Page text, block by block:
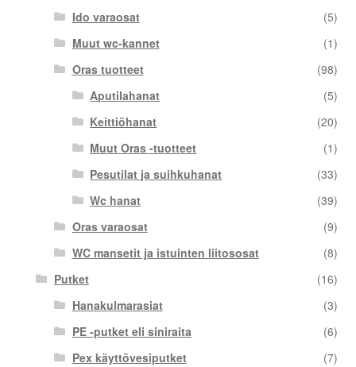
Ido varaosat
(5)
Muut wc-kannet
(1)
Oras tuotteet
(98)
Aputilahanat
(5)
Keittiöhanat
(20)
Muut Oras -tuotteet
(1)
Pesutilat ja suihkuhanat
(33)
Wc hanat
(39)
Oras varaosat
(9)
WC mansetit ja istuinten liitososat
(8)
Putket
(16)
Hanakulmarasiat
(3)
PE -putket eli siniraita
(6)
Pex käyttövesiputket
(7)